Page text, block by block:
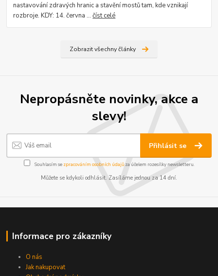
nastavování zdravých hranic a stavění mostů tam, kde vznikají
rozbroje. KDY: 14. června ...číst celé
Zobrazit všechny články
Nepropásněte novinky, akce a
slevy!
Přihlásit se
Souhlasím se zpracováním osobních údajůza účelem rozesílky newsletteru.
Můžete se kdykoli odhlásit. Zasíláme jednou za 14 dní.
Informace pro zákazníky
O nás
Jak nakupovat